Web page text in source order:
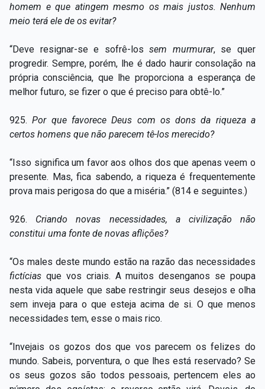
homem e que atingem mesmo os mais justos. Nenhum
meio terá ele de os evitar?
“Deve resignar-se e sofrê-lossem murmurar, se quer
progredir. Sempre, porém, lhe é dado haurir consolação na
própria consciência, que lhe proporciona a esperança de
melhor futuro, se fizer o que é preciso para obtê-lo.”
925. Por que favorece Deus com os dons da riqueza a
certos homens que não parecem tê-los merecido?
“Isso significa um favor aos olhos dos que apenas veem o
presente. Mas, fica sabendo, a riqueza é frequentemente
prova mais perigosa do que a miséria.” (814 e seguintes.)
926. Criando novas necessidades, a civilização não
constitui uma fonte de novas aflições?
“Os males deste mundo estão na razão das necessidades
fictícias que vos criais. A muitos desenganos se poupa
nesta vida aquele que sabe restringir seus desejos e olha
sem inveja para o que esteja acima de si. O que menos
necessidades tem, esse o mais rico.
“Invejais os gozos dos que vos parecem os felizes do
mundo. Sabeis, porventura, o que lhes está reservado? Se
os seus gozos são todos pessoais, pertencem eles ao